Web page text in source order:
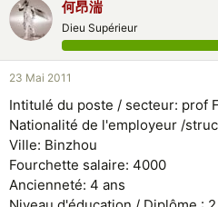
何昂湍
Dieu Supérieur
23 Mai 2011
Intitulé du poste / secteur: prof
Nationalité de l'employeur /
Ville: Binzhou
Fourchette salaire: 4000
Ancienneté: 4 ans